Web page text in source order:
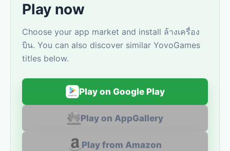
Play now
Choose your app market and install ล้างเครื่อง
บิน. You can also discover similar YovoGames
titles below.
Play on Google Play
Play on AppGallery
Play from Amazon